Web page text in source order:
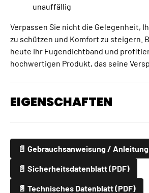
unauffällig
Verpassen Sie nicht die Gelegenheit,
zu schützen und Komfort zu steigern.
heute Ihr Fugendichtband und
hochwertigen Produkt, das seine
EIGENSCHAFTEN
📄 Gebrauchsanweisung /
📄 Sicherheitsdatenblatt (PDF)
📄 Technisches Datenblatt (PDF)